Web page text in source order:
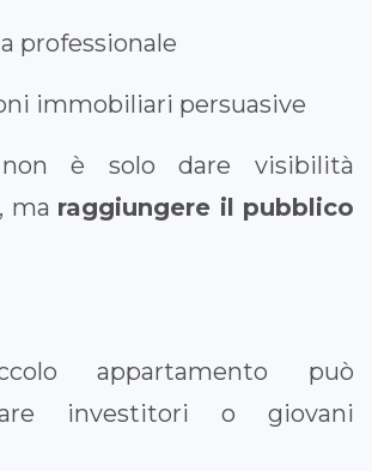
professionale
immobiliari persuasive
non è solo dare visibilità
ma raggiungere il pubblico
appartamento può
investitori o giovani